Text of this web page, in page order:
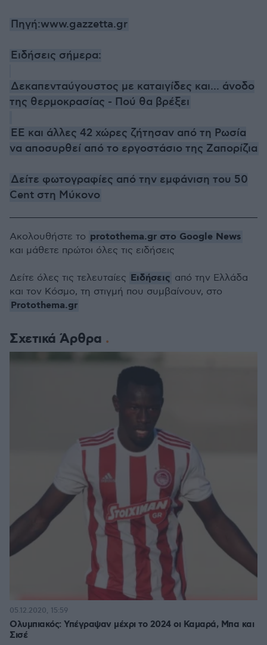
Πηγή:www.gazzetta.gr
Ειδήσεις σήμερα:
Δεκαπενταύγουστος με καταιγίδες και... άνοδο
της θερμοκρασίας - Πού θα βρέξει
ΕΕ και άλλες 42 χώρες ζήτησαν από τη Ρωσία
να αποσυρθεί από το εργοστάσιο της Ζαπορίζια
Δείτε φωτογραφίες από την εμφάνιση του 50
Cent στη Μύκονο
Σχετικά Άρθρα
Ολυμπιακός: Υπέγραψαν μέχρι το 2024 οι Καμαρά, Μπα και
Σισέ
05.12.2020, 15:59
Ακολουθήστε το protothema.gr στο Google News
και μάθετε πρώτοι όλες τις ειδήσεις
Δείτε όλες τις τελευταίες Ειδήσεις από την Ελλάδα
και τον Κόσμο, τη στιγμή που συμβαίνουν, στο
Protothema.gr